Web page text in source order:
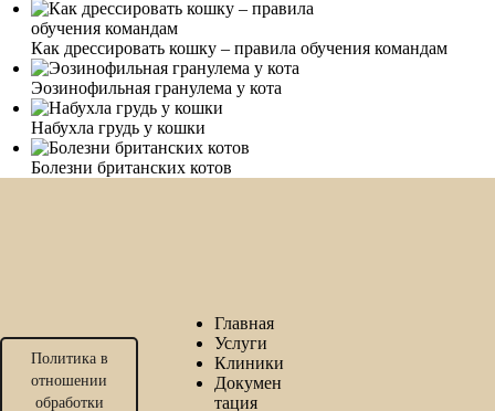
Как дрессировать кошку – правила обучения командам
Эозинофильная гранулема у кота
Набухла грудь у кошки
Болезни британских котов
Политика в
отношении
обработки
Главная
Услуги
Клиники
Докумен
тация